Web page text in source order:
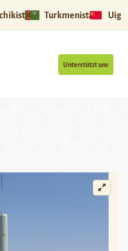
Turkmenistan
Unterstützt uns